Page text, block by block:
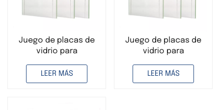
Juego de placas de
vidrio para
ml Bio-Rad
LEER MÁS
Juego de placas de
vidrio para
ml, aptas para Bio-
Rad
LEER MÁS